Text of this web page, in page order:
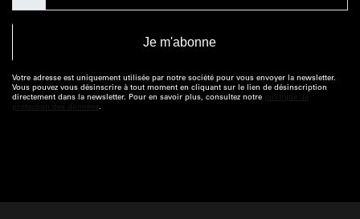
Votre adresse est uniquement utilisée par notre société pour vous envoyer la newsletter.
Vous pouvez vous désinscrire à tout moment en cliquant sur le lien de désinscription
directement dans la newsletter. Pour en savoir plus, consultez notre
politique de
protection des données .